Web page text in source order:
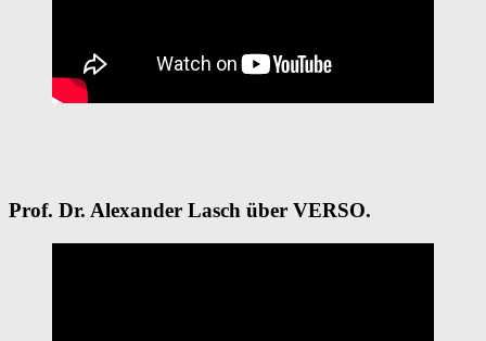
Prof. Dr. Alexander Lasch über VERSO.